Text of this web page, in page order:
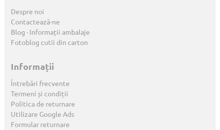
Despre noi
Contactează-ne
Blog · Informații ambalaje
Fotoblog cutii din carton
Informații
Întrebări frecvente
Termeni și condiții
Politica de returnare
Utilizare Google Ads
Formular returnare